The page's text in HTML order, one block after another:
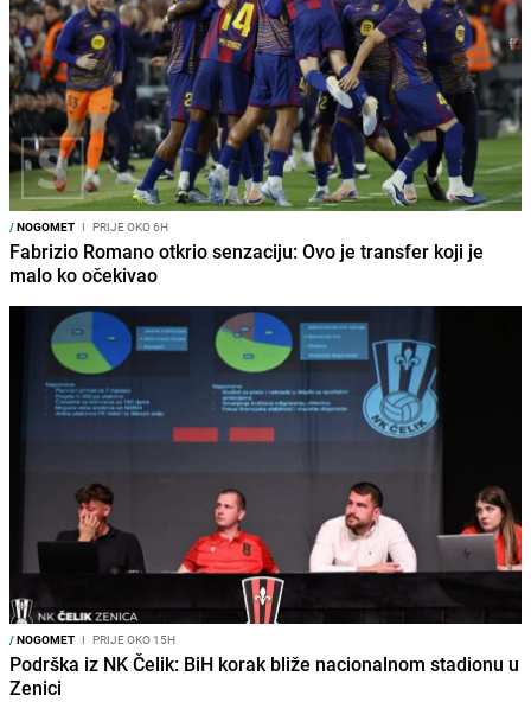
/NOGOMET I PRIJE OKO 6H
Fabrizio Romano otkrio senzaciju: Ovo je transfer koji je
malo ko očekivao
/NOGOMET I PRIJE OKO 15H
Podrška iz NK Čelik: BiH korak bliže nacionalnom stadionu u
Zenici